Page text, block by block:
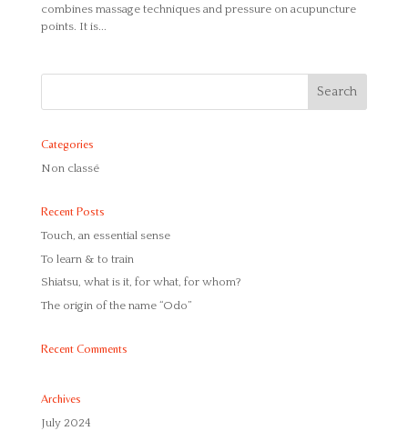
combines massage techniques and pressure on acupuncture
points. It is...
Categories
Non classé
Recent Posts
Touch, an essential sense
To learn & to train
Shiatsu, what is it, for what, for whom?
The origin of the name “Odo”
Recent Comments
Archives
July 2024